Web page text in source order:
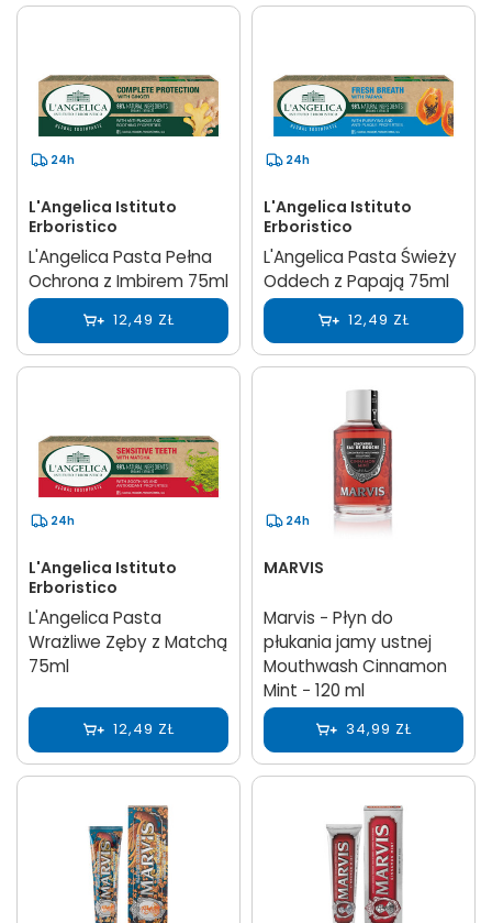
24h
L'Angelica Istituto
Erboristico
L'Angelica Pasta Pełna
Ochrona z Imbirem 75ml
12,49 ZŁ
24h
L'Angelica Istituto
Erboristico
L'Angelica Pasta Świeży
Oddech z Papają 75ml
12,49 ZŁ
24h
L'Angelica Istituto
Erboristico
L'Angelica Pasta
Wrażliwe Zęby z Matchą
75ml
12,49 ZŁ
24h
MARVIS
Marvis − Płyn do
płukania jamy ustnej
Mouthwash Cinnamon
Mint − 120 ml
34,99 ZŁ